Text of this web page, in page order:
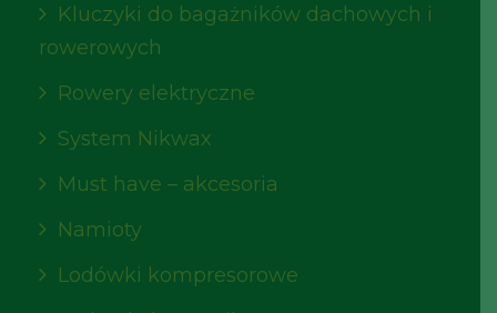
Kluczyki do bagażników dachowych i
rowerowych
Rowery elektryczne
System Nikwax
Must have – akcesoria
Namioty
Lodówki kompresorowe